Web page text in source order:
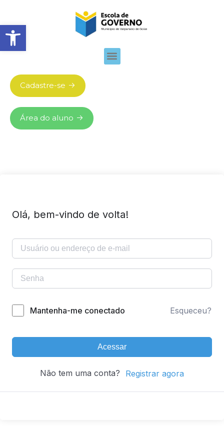
Abrir barra de ferramentas
Cadastre-se
Área do aluno
Olá, bem-vindo de volta!
Mantenha-me conectado Esqueceu?
Acessar
Não tem uma conta? Registrar agora